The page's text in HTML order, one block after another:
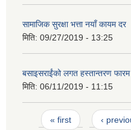
सामाजिक सुरक्षा भत्ता नयाँ कायम दर
मिति: 09/27/2019 - 13:25
बसाइसराईंको लगत हस्तान्तरण फारम
मिति: 06/11/2019 - 11:15
Pages
« first ‹